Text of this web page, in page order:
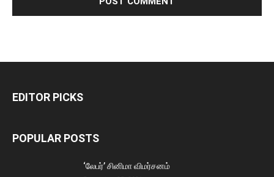
EDITOR PICKS
POPULAR POSTS
‘லேபர்’ சினிமா விமர்சனம்